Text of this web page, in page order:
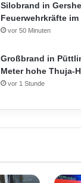
Silobrand in
Feuerwehrkräfte im
vor 50 Minuten
Großbrand in
Meter hohe Thuja-
vor 1 Stunde